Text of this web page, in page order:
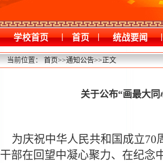
学校首页 | 首页 | 统战要闻 |
当前位置：首页>>通知公告>>正文
关于公布“画最大
为庆祝中华人民共和国成立70
干部在回望中凝心聚力、在纪念